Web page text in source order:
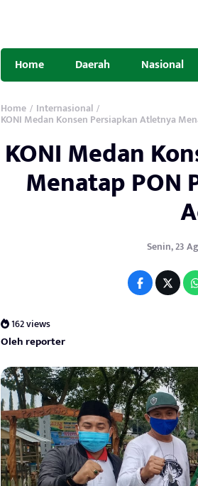
Home Daerah Nasional
Home / Internasional /
KONI Medan Konsen Persiapkan Atletnya
KONI Medan
Menatap PON
Senin, 23
162 views
Oleh reporter